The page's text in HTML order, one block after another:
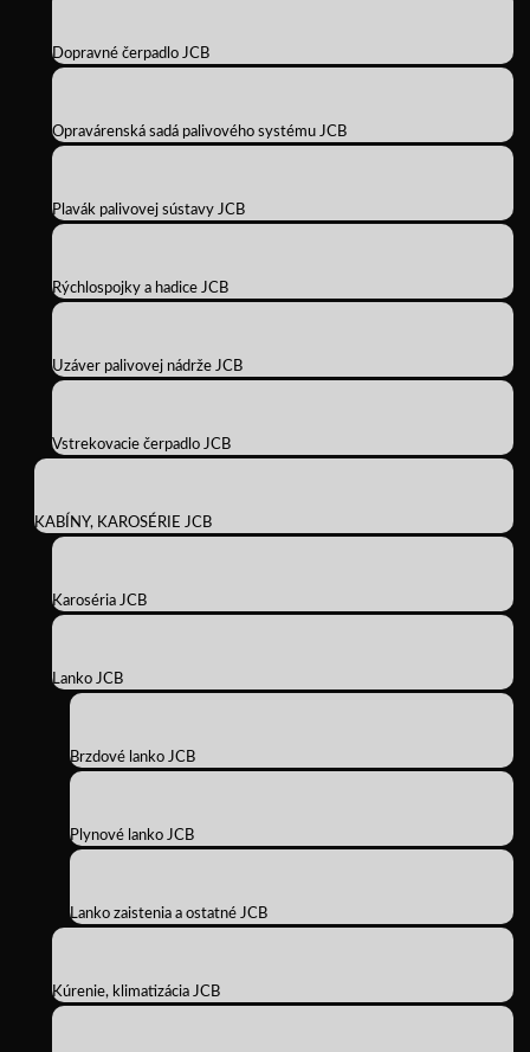
Dopravné čerpadlo JCB
Opravárenská sadá palivového systému JCB
Plavák palivovej sústavy JCB
Rýchlospojky a hadice JCB
Uzáver palivovej nádrže JCB
Vstrekovacie čerpadlo JCB
KABÍNY, KAROSÉRIE JCB
Karoséria JCB
Lanko JCB
Brzdové lanko JCB
Plynové lanko JCB
Lanko zaistenia a ostatné JCB
Kúrenie, klimatizácia JCB